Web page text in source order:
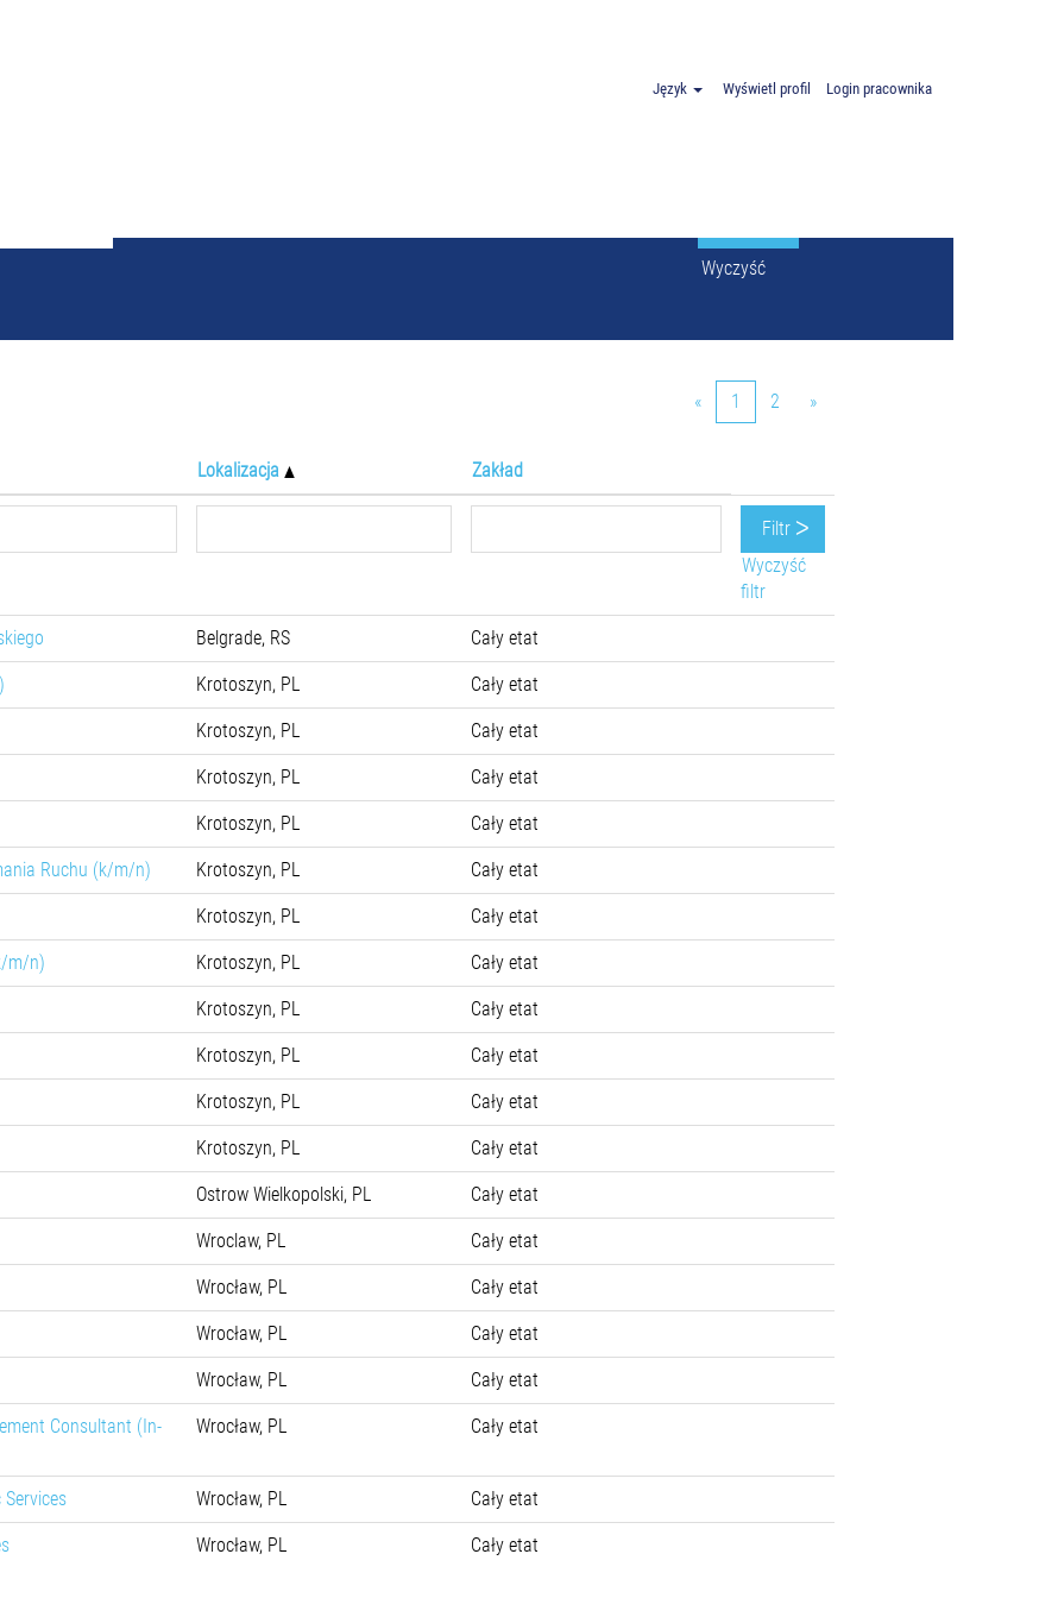
Język Wyświetl profil Login pracownika
Wyczyść
« 1 2 »
Lokalizacja Zakład
Wyczyść
filtr
Belgrade, RS Cały etat
Krotoszyn, PL Cały etat
Krotoszyn, PL Cały etat
Krotoszyn, PL Cały etat
Krotoszyn, PL Cały etat
Ruchu (k/m/n) Krotoszyn, PL Cały etat
Krotoszyn, PL Cały etat
m/n) Krotoszyn, PL Cały etat
Krotoszyn, PL Cały etat
Krotoszyn, PL Cały etat
Krotoszyn, PL Cały etat
Krotoszyn, PL Cały etat
Ostrow Wielkopolski, PL Cały etat
Wroclaw, PL Cały etat
Wrocław, PL Cały etat
Wrocław, PL Cały etat
Wrocław, PL Cały etat
Consultant (In-
Wrocław, PL Cały etat
Wrocław, PL Cały etat
Wrocław, PL Cały etat